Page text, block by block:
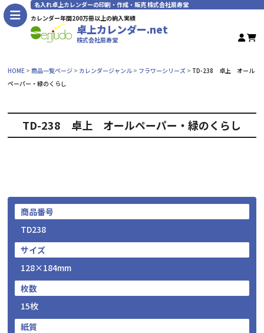
名入れ卓上カレンダーの印刷・作成・販売 株式会社扇寿堂
カレンダー年間200万冊以上の納入実績
卓上カレンダー.net
株式会社扇寿堂
HOME 商品一覧ページ カレンダージャンル フラワーシリーズ
TD-238 卓上 オール
ペーパー・緑のくらし
TD-238 卓上 オールペーパー・緑のくらし
商品番号
TD238
サイズ
128×184mm
枚数
15枚
紙質